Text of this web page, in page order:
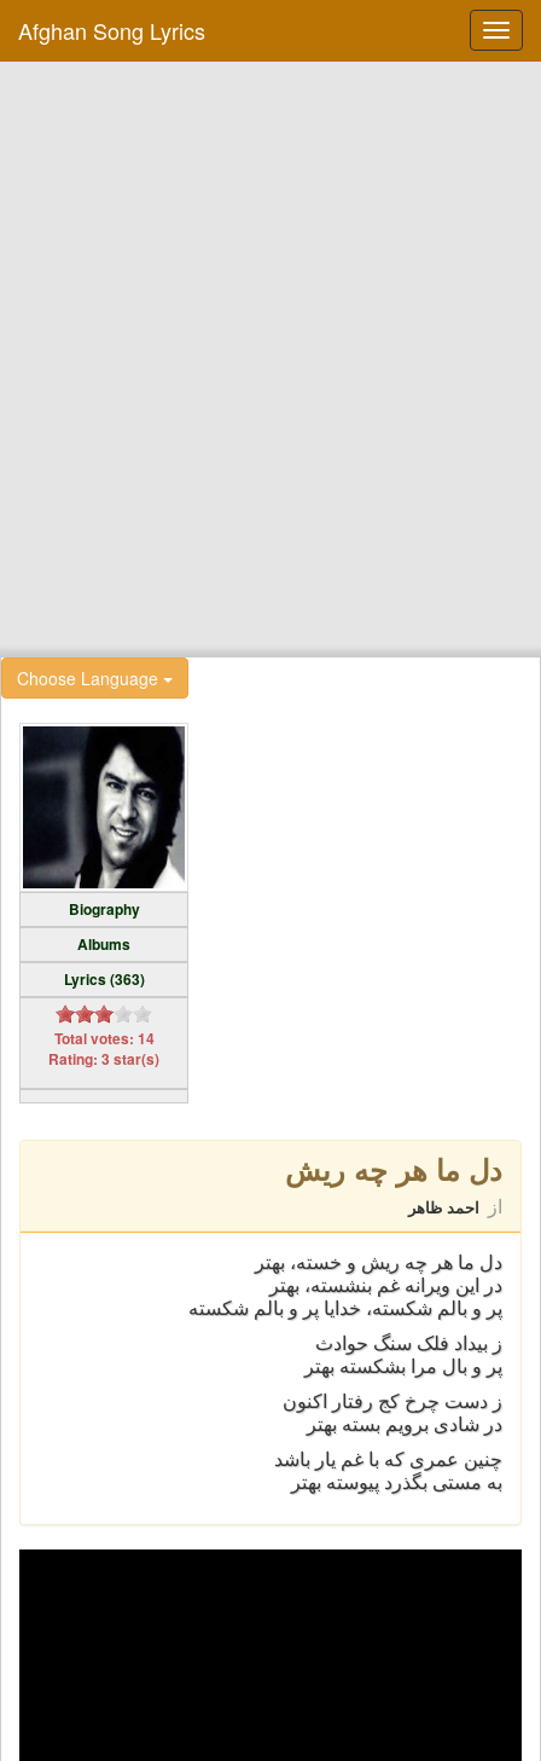
Afghan Song Lyrics
Choose Language
Biography
Albums
Lyrics (363)
Total votes: 14
Rating: 3 star(s)
دل ما هر چه ريش
از احمد ظاهر
دل ما هر چه ريش و خسته، بهتر
در اين ويرانه غم بنشسته، بهتر
پر و بالم شکسته، خدايا پر و بالم شکسته
ز بيداد فلک سنگ حوادث
پر و بال مرا بشکسته بهتر
ز دست چرخ کج رفتار اکنون
در شادی برويم بسته بهتر
چنين عمری که با غم يار باشد
به مستی بگذرد پيوسته بهتر